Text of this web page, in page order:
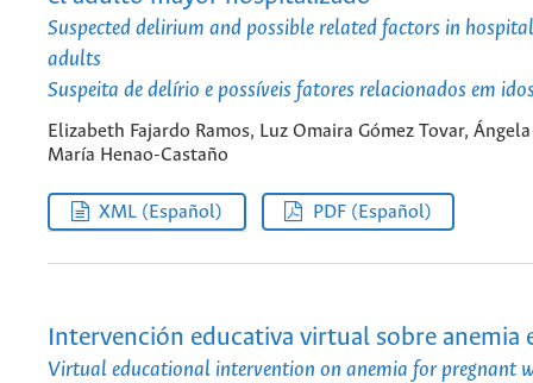
Suspected delirium and possible related factors in
adults
Suspeita de delírio e possíveis fatores relacionados em
Elizabeth Fajardo Ramos, Luz Omaira Gómez Tovar, Ángela
María Henao-Castaño
XML (Español) PDF (Español)
Intervención educativa virtual sobre anemia
Virtual educational intervention on anemia for pregnant